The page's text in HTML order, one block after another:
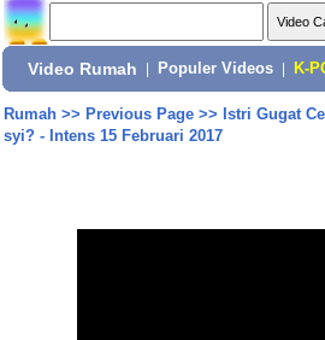
Video Rumah Populer Videos K-
Rumah>> Previous Page>> Istri Gugat
syi? - Intens 15 Februari 2017